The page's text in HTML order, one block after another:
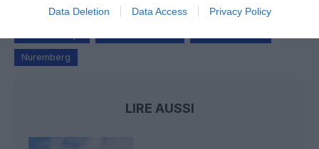
Data Deletion Data Access Privacy Policy
Nuremberg
LIRE AUSSI